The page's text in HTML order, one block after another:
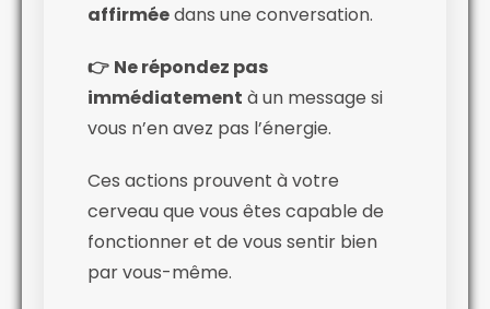
affirméedans une conversation.
👉 Ne répondez pas
immédiatement à un message si
vous n’en avez pas l’énergie.
Ces actions prouvent à votre
cerveau que vous êtes capable de
fonctionner et de vous sentir bien
par vous-même.